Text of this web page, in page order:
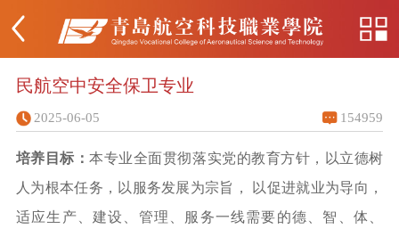
民航空中安全保卫专业
2025-06-05 154959
培养目标：本专业全面贯彻落实党的教育方针，以立德树
人为根本任务，以服务发展为宗旨，
以促进就业为导向，
适应生产、建设、管理、服务一线需要的德、智、体、